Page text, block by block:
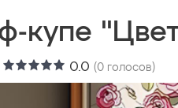
купе
0.0 (0 голосов)